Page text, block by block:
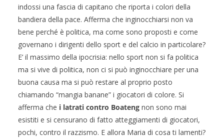
indossi una fascia di capitano che riporta i colori della
bandiera della pace. Afferma che inginocchiarsi non va
bene perché è politica, ma come sono proposti e come
governano i dirigenti dello sport e del calcio in particolare?
E’ il massimo della ipocrisia: nello sport non si fa politica
ma si vive di politica, non ci si può inginocchiare per una
buona causa ma si può restare al proprio posto
chiamando “mangia banane” i giocatori di colore. Si
afferma che i latrati contro Boateng non sono mai
esistiti e si censurano di fatto atteggiamenti di giocatori,
pochi, contro il razzismo. E allora Maria di cosa ti lamenti?